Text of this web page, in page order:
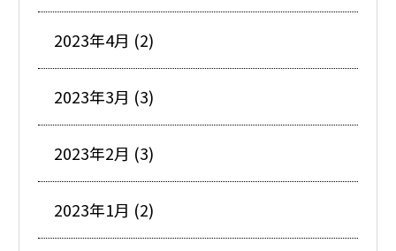
2023年4月 (2)
2023年3月 (3)
2023年2月 (3)
2023年1月 (2)